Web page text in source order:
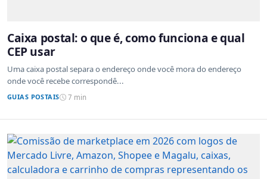
Caixa postal: o que é, como funciona e qual
CEP usar
Uma caixa postal separa o endereço onde você mora do endereço
onde você recebe correspondê...
GUIAS POSTAIS 7 min